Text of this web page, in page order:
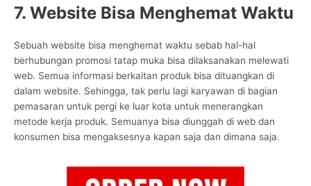
7. Website Bisa Menghemat Waktu
Sebuah website bisa menghemat waktu sebab hal-hal
berhubungan promosi tatap muka bisa dilaksanakan melewati
web. Semua informasi berkaitan produk bisa dituangkan di
dalam website. Sehingga, tak perlu lagi karyawan di bagian
pemasaran untuk pergi ke luar kota untuk menerangkan
metode kerja produk. Semuanya bisa diunggah di web dan
konsumen bisa mengaksesnya kapan saja dan dimana saja.